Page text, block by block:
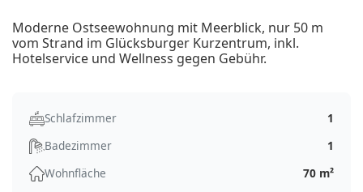
Moderne Ostseewohnung mit Meerblick, nur 50 m
vom Strand im Glücksburger Kurzentrum, inkl.
Hotelservice und Wellness gegen Gebühr.
Schlafzimmer
1
Badezimmer
1
Wohnfläche
70 m²